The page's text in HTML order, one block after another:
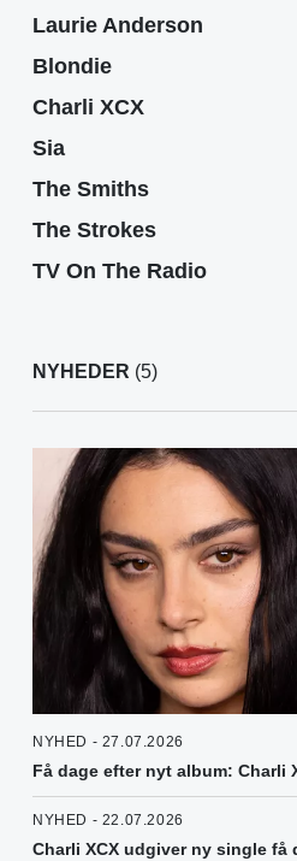
Laurie Anderson
Blondie
Charli XCX
Sia
The Smiths
The Strokes
TV On The Radio
NYHEDER (5)
NYHED - 27.07.2026
Få dage efter nyt album: Charli
NYHED - 22.07.2026
Charli XCX udgiver ny single få